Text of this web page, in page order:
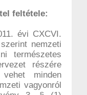
feltétele:
évi CXCVI.
nemzeti
természetes
részére
minden
vagyonról